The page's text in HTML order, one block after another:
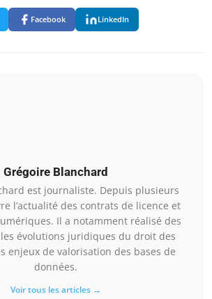
Facebook LinkedIn
Grégoire Blanchard
est journaliste. Depuis plusieurs
l’actualité des contrats de licence et
Il a notamment réalisé des
évolutions juridiques du droit des
enjeux de valorisation des bases de
données.
Voir tous les articles →